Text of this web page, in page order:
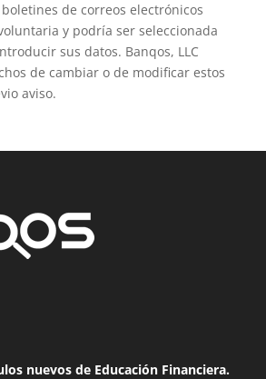
de correos electrónicos
y podría ser seleccionada
sus datos. Banqos, LLC
de cambiar o de modificar estos
aviso.
nuevos de Educación Financiera.